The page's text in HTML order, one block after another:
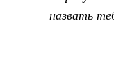
назвать